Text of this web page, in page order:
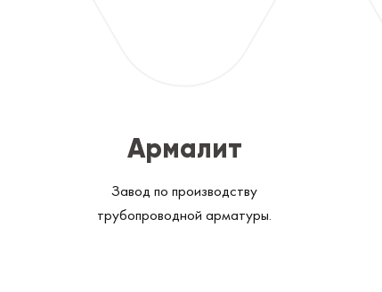
Армалит
Завод по производству
трубопроводной арматуры.